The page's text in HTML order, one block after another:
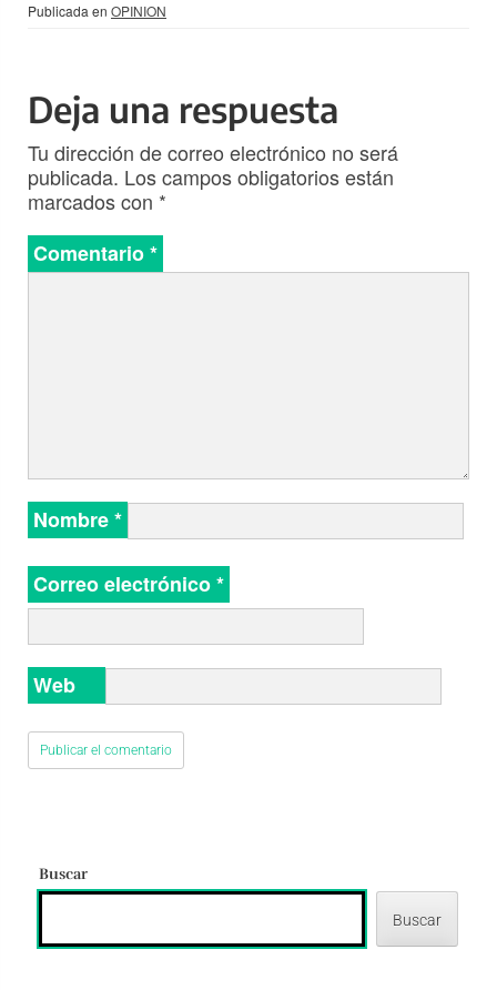
Publicada en OPINION
Deja una respuesta
Tu dirección de correo electrónico no será
publicada. Los campos obligatorios están
marcados con *
Comentario*
Nombre*
Correo electrónico*
Web
Buscar
Buscar